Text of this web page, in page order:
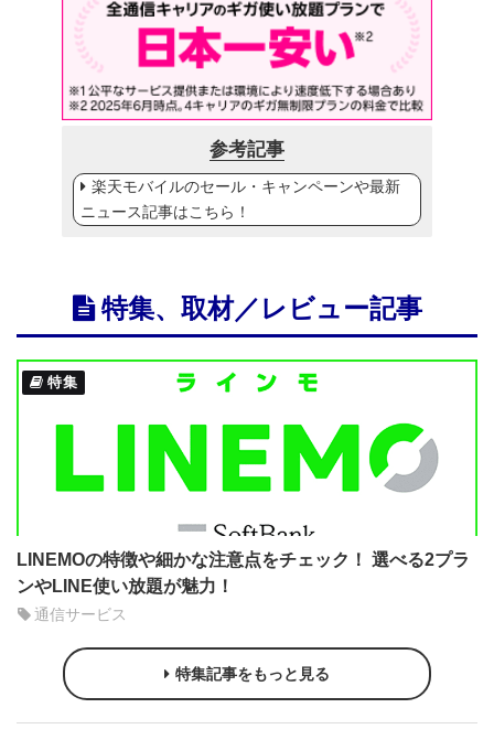
参考記事
楽天モバイルのセール・キャンペーンや最新
ニュース記事はこちら！
特集、取材／レビュー記事
特集
LINEMOの特徴や細かな注意点をチェック！ 選べる2プラ
ンやLINE使い放題が魅力！
通信サービス
特集記事をもっと見る